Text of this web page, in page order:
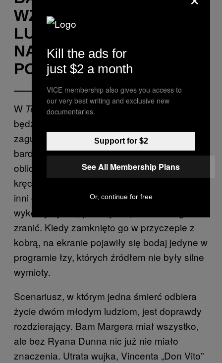
WZLOTAMI I UPADKAMI
LUDZKOŚCI. POLUB
NASZFANPAGE
POLSKA
W Terapii Rodzinnej
Bam prawdopodobnie
będzie mógł po prostu być sobą —
zagubionym, emocjonalnie rozchwianym i
bardzo wrażliwym człowiekiem. To jego
oblicze wychodziło na jaw nawet podczas
kręcenia
inni członkowie obsady czasem
wykorzystywali, pokazywał, że można go
zranić. Kiedy zamknięto go w przyczepie z
kobrą, na ekranie pojawiły się bodaj jedyne w
programie łzy, których źródłem nie były silne
wymioty.
Scenariusz, w którym jedna śmierć odbiera
życie dwóm młodym ludziom, jest doprawdy
rozdzierający. Bam Margera miał wszystko,
ale bez Ryana Dunna nic już nie miało
znaczenia. Utrata wujka, Vincenta „Don Vito”
Kill the ads for
just $2 a month
VICE membership also gives you access to
our very best writing and exclusive new
documentaries.
Support for $2
See All Membership Plans
Or, continue for free